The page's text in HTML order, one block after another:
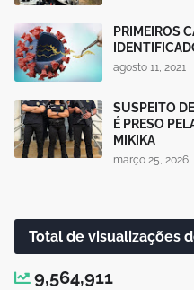
PRIMEIROS
agosto 11, 2021
SUSPEITO
É PRESO
MIKIKA
março 25, 2026
Total de visualizações
9,564,911